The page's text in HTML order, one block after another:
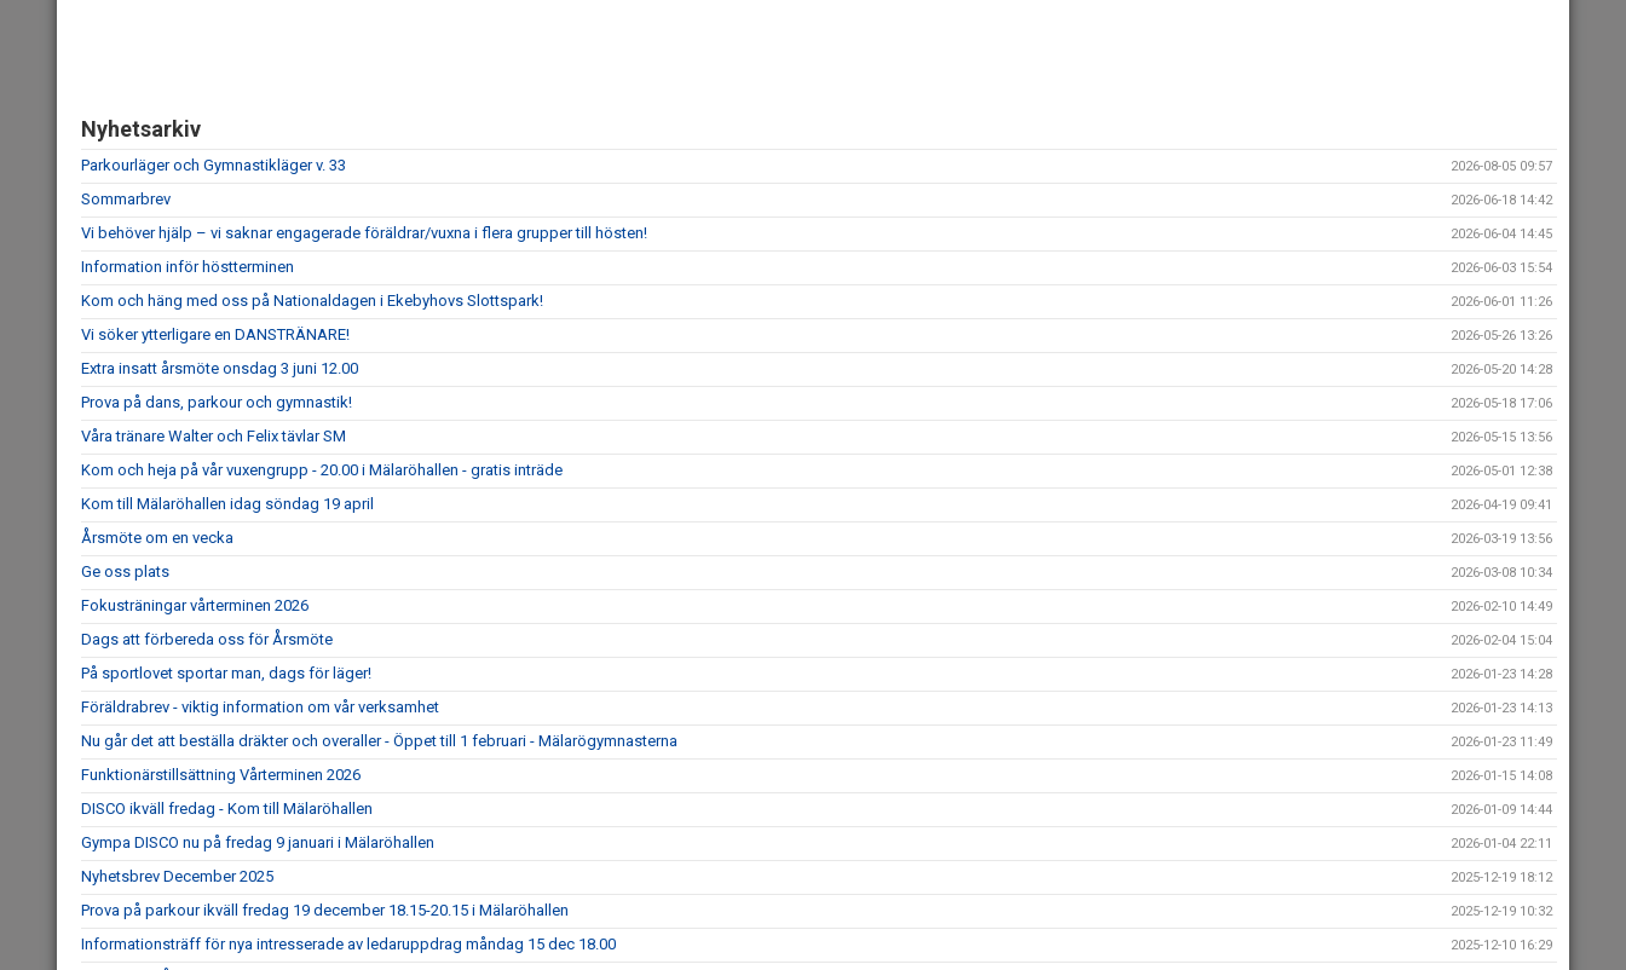
Nyhetsarkiv
Parkourläger och Gymnastikläger v. 33 2026-08-05 09:57
Sommarbrev 2026-06-18 14:42
Vi behöver hjälp – vi saknar engagerade föräldrar/vuxna i flera grupper till hösten! 2026-06-04 14:45
Information inför höstterminen 2026-06-03 15:54
Kom och häng med oss på Nationaldagen i Ekebyhovs Slottspark! 2026-06-01 11:26
Vi söker ytterligare en DANSTRÄNARE! 2026-05-26 13:26
Extra insatt årsmöte onsdag 3 juni 12.00 2026-05-20 14:28
Prova på dans, parkour och gymnastik! 2026-05-18 17:06
Våra tränare Walter och Felix tävlar SM 2026-05-15 13:56
Kom och heja på vår vuxengrupp - 20.00 i Mälaröhallen - gratis inträde 2026-05-01 12:38
Kom till Mälaröhallen idag söndag 19 april 2026-04-19 09:41
Årsmöte om en vecka 2026-03-19 13:56
Ge oss plats 2026-03-08 10:34
Fokusträningar vårterminen 2026 2026-02-10 14:49
Dags att förbereda oss för Årsmöte 2026-02-04 15:04
På sportlovet sportar man, dags för läger! 2026-01-23 14:28
Föräldrabrev - viktig information om vår verksamhet 2026-01-23 14:13
Nu går det att beställa dräkter och overaller - Öppet till 1 februari - Mälarögymnasterna 2026-01-23 11:49
Funktionärstillsättning Vårterminen 2026 2026-01-15 14:08
DISCO ikväll fredag - Kom till Mälaröhallen 2026-01-09 14:44
Gympa DISCO nu på fredag 9 januari i Mälaröhallen 2026-01-04 22:11
Nyhetsbrev December 2025 2025-12-19 18:12
Prova på parkour ikväll fredag 19 december 18.15-20.15 i Mälaröhallen 2025-12-19 10:32
Informationsträff för nya intresserade av ledaruppdrag måndag 15 dec 18.00 2025-12-10 16:29